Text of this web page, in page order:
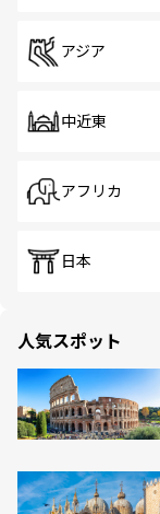
アジア
中近東
アフリカ
日本
人気スポット